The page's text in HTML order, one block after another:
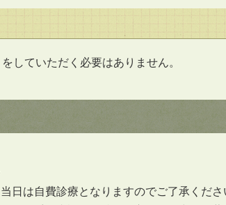
していただく必要はありません。
日は自費診療となりますのでご了承くださ